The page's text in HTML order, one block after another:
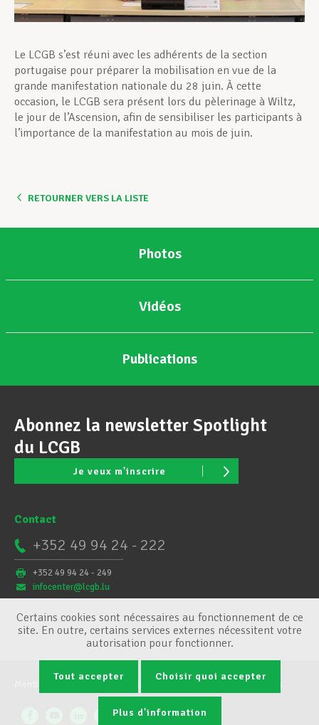
Le LCGB s’est réuni avec les adhérents de la section
portugaise pour préparer la mobilisation en vue de la
grande manifestation nationale du 28 juin. À cette
occasion, le LCGB sera présent lors du pèlerinage à Wiltz,
le jour de l’Ascension, afin de sensibiliser les participants à
l’importance de la manifestation au mois de juin.
RETOURNER VERS LA LISTE
Photos
Vidéos
Publications
Abonnez la newsletter Spotlight
du LCGB
Je veux m'inscrire
Contact
+352 49 94 24 - 222
+352 49 94 24 - 249
infocenter@lcgb.lu
Conditions générales Gestion des cookies
Certains cookies sont nécessaires au fonctionnement de ce
site. En outre, certains services externes nécessitent votre
autorisation pour fonctionner.
Tout accepter Choisir quoi accepter
Plus d'information